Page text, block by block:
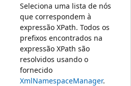
Seleciona uma lista de nós
que correspondem à
expressão XPath. Todos os
prefixos encontrados na
expressão XPath são
resolvidos usando o
fornecido
XmlNamespaceManager.